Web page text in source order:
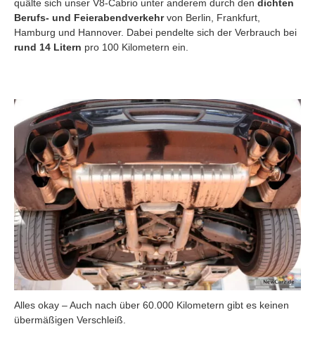
quälte sich unser V8-Cabrio unter anderem durch den dichten
Berufs- und Feierabendverkehrvon Berlin, Frankfurt,
Hamburg und Hannover. Dabei pendelte sich der Verbrauch bei
rund 14 Litern pro 100 Kilometern ein.
Alles okay – Auch nach über 60.000 Kilometern gibt es keinen
übermäßigen Verschleiß.